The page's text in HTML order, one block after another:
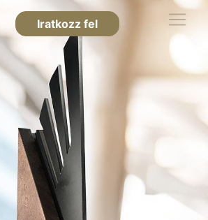
Iratkozz fel